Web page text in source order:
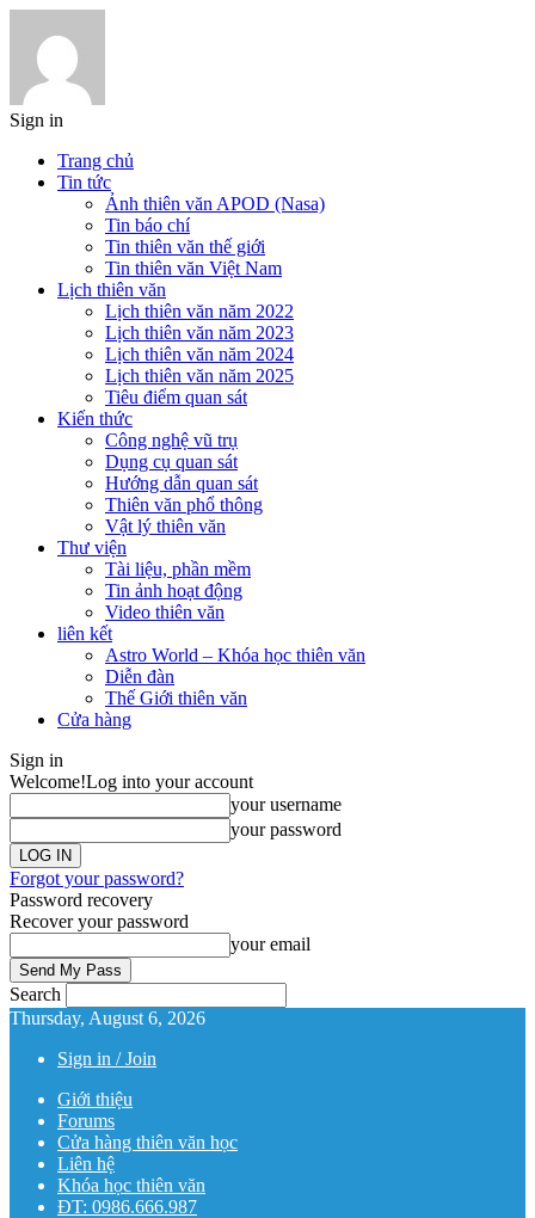
Sign in
Trang chủ
Tin tức
Ảnh thiên văn APOD (Nasa)
Tin báo chí
Tin thiên văn thế giới
Tin thiên văn Việt Nam
Lịch thiên văn
Lịch thiên văn năm 2022
Lịch thiên văn năm 2023
Lịch thiên văn năm 2024
Lịch thiên văn năm 2025
Tiêu điểm quan sát
Kiến thức
Công nghệ vũ trụ
Dụng cụ quan sát
Hướng dẫn quan sát
Thiên văn phổ thông
Vật lý thiên văn
Thư viện
Tài liệu, phần mềm
Tin ảnh hoạt động
Video thiên văn
liên kết
Astro World – Khóa học thiên văn
Diễn đàn
Thế Giới thiên văn
Cửa hàng
Sign in
Welcome!Log into your account
your username
your password
Forgot your password?
Password recovery
Recover your password
your email
Search
Thursday, August 6, 2026
Sign in / Join
Giới thiệu
Forums
Cửa hàng thiên văn học
Liên hệ
Khóa học thiên văn
ĐT: 0986.666.987